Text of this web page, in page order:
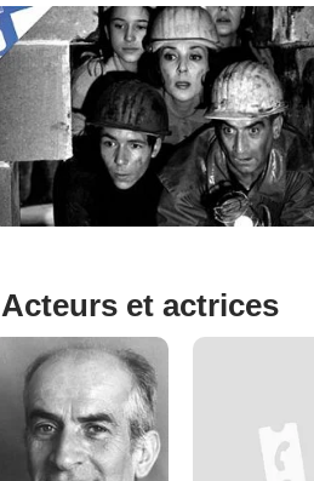
Acteurs et actrices